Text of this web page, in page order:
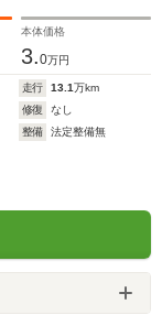
本体価格
3.0万円
走行 13.1万km
修復
なし
整備
法定整備無